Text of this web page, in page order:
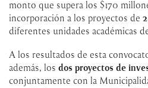
monto que supera los $170
incorporación a los proyectos de
diferentes unidades académicas
A los resultados de esta
además, los dos proyectos de
conjuntamente con la